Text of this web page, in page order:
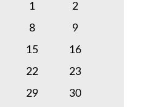
1
2
8
9
15
16
22
23
29
30